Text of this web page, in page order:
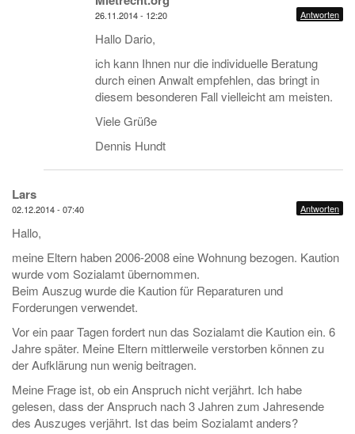
26.11.2014 - 12:20 Antworten
Hallo Dario,
ich kann Ihnen nur die individuelle Beratung
durch einen Anwalt empfehlen, das bringt in
diesem besonderen Fall vielleicht am meisten.
Viele Grüße
Dennis Hundt
Lars
02.12.2014 - 07:40 Antworten
Hallo,
meine Eltern haben 2006-2008 eine Wohnung bezogen. Kaution
wurde vom Sozialamt übernommen.
Beim Auszug wurde die Kaution für Reparaturen und
Forderungen verwendet.
Vor ein paar Tagen fordert nun das Sozialamt die Kaution ein. 6
Jahre später. Meine Eltern mittlerweile verstorben können zu
der Aufklärung nun wenig beitragen.
Meine Frage ist, ob ein Anspruch nicht verjährt. Ich habe
gelesen, dass der Anspruch nach 3 Jahren zum Jahresende
des Auszuges verjährt. Ist das beim Sozialamt anders?